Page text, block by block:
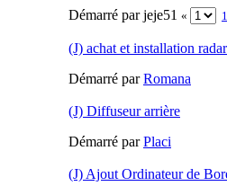
Démarré par jeje51 « 1
(J) achat et installation
Démarré parRomana
(J) Diffuseur arrière
Démarré parPlaci
(J) Ajout Ordinateur de